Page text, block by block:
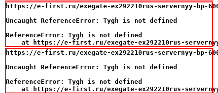
https://e-first.ru/exegate-ex292210rus-servernyy-bp-
Uncaught ReferenceError: Tygh is not defined
ReferenceError: Tygh is not defined
at https://e-first.ru/exegate-ex292210rus-
https://e-first.ru/exegate-ex292210rus-servernyy-bp-
Uncaught ReferenceError: Tygh is not defined
ReferenceError: Tygh is not defined
at https://e-first.ru/exegate-ex292210rus-